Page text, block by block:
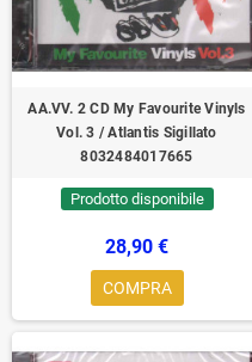
AA.VV. 2 CD My Favourite Vinyls
Vol. 3 / Atlantis Sigillato
8032484017665
Prodotto disponibile
28,90 €
COMPRA